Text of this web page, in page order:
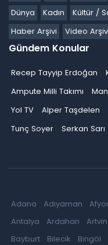
Dünya
Kadın Kültür /
Haber Arşivi
Video
Gündem Konular
Recep Tayyip Erdoğan
Ampute Milli Takımı
Yol TV
Alper Taşdelen
Tunç Soyer
Serkan Sarı
Adana Adıyaman
Antalya
Ardahan Artvin
Bayburt
Bilecik Bingöl